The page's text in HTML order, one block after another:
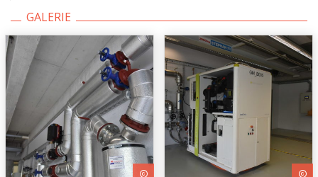
GALERIE